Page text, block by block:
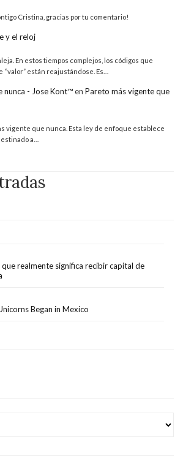
Cristina, gracias por tu comentario!
y el reloj
En estos tiempos complejos, los códigos que
están reajustándose. Es…
nunca - Jose Kont™en Pareto más vigente que
vigente que nunca. Esta ley de enfoque establece
a…
que realmente significa recibir capital de
Began in Mexico